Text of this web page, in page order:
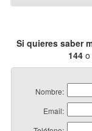
Si quieres saber
144
Nombre:
Email: